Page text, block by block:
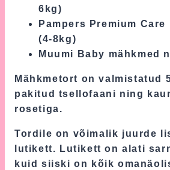
6kg)
Pampers Premium Care
(4-8kg)
Muumi Baby mähkmed
Mähkmetort on valmistatud
pakitud tsellofaani ning
rosetiga.
Tordile on võimalik juurde
lutikett. Lutikett on alati
kuid siiski on kõik